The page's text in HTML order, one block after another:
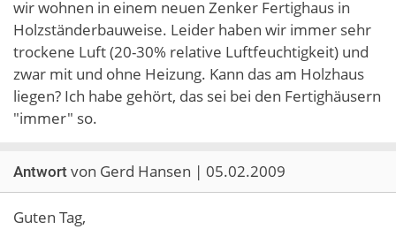
wir wohnen in einem neuen Zenker Fertighaus in
Holzständerbauweise. Leider haben wir immer sehr
trockene Luft (20-30% relative Luftfeuchtigkeit) und
zwar mit und ohne Heizung. Kann das am Holzhaus
liegen? Ich habe gehört, das sei bei den Fertighäusern
"immer" so.
Antwort von Gerd Hansen | 05.02.2009
Guten Tag,